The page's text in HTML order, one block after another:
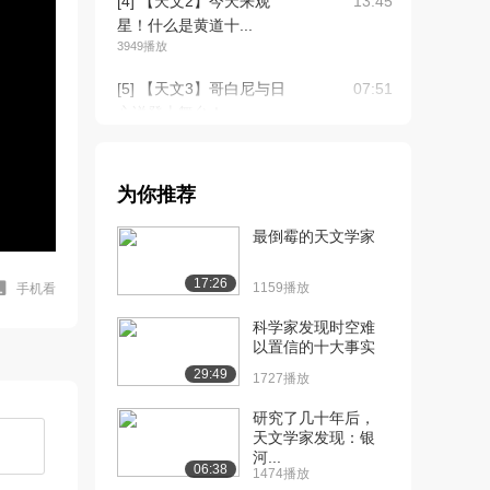
手机看
星！什么是黄道十...
3949播放
[5] 【天文3】哥白尼与日
07:51
心说登上舞台！...
行星定律出现！...
[8] 【天文4】开普勒三大
行星定律出现！...
06:53
[9] 【天文5】伽利略追求
科学真理 日心...
08:16
为你推荐
17:26
最倒霉的天文学家
1159播放
29:49
科学家发现时空难
以置信的十大事实
1727播放
06:38
研究了几十年后，
天文学家发现：银
河...
1474播放